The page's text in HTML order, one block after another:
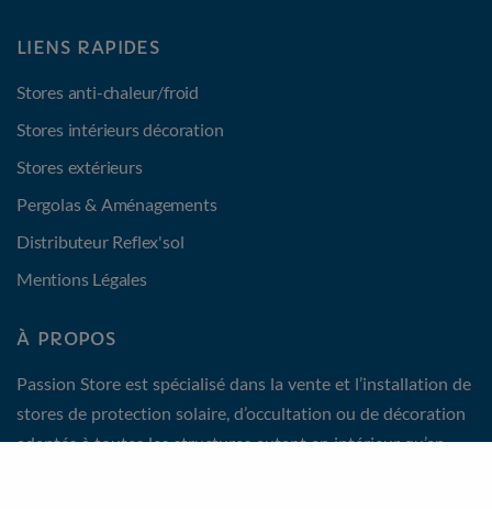
LIENS RAPIDES
Stores anti-chaleur/froid
Stores intérieurs décoration
Stores extérieurs
Pergolas & Aménagements
Distributeur Reflex'sol
Mentions Légales
À PROPOS
Passion Store est spécialisé dans la vente et l’installation de
stores de protection solaire, d’occultation ou de décoration
adaptés à toutes les structures autant en intérieur qu’en